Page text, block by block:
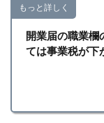
もっと詳しく
開業届の職業欄
ては事業税が下